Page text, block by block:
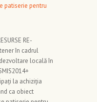
patiserie pentru
RE-
în cadrul
locală în
la achiziția
ca obiect